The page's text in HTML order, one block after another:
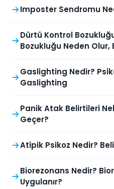
Imposter Sendromu
Dürtü Kontrol
Bozukluğu Neden
Gaslighting Nedir?
Gaslighting
Panik Atak Belirtileri
Geçer?
Atipik Psikoz Nedir?
Biorezonans Nedir?
Uygulanır?